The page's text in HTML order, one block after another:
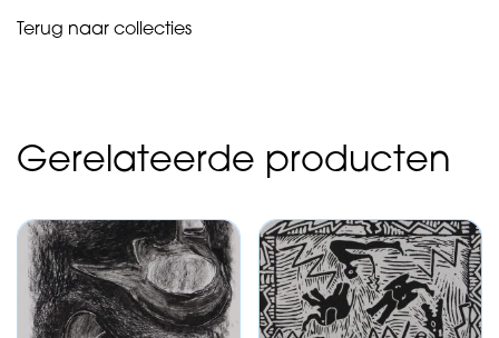
Terug naar collecties
Gerelateerde producten